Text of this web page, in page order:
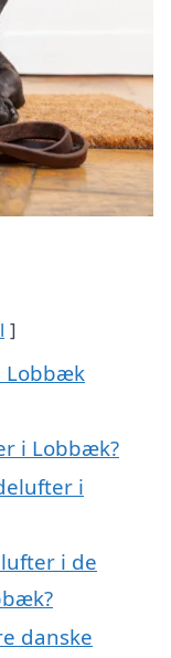
Lobbæk
i Lobbæk?
i
i de
danske